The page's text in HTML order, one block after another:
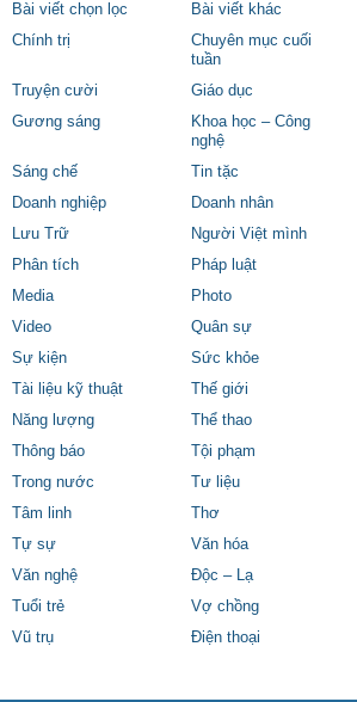
Bài viết chọn lọc
Bài viết khác
Chính trị
Chuyên mục cuối
tuần
Truyện cười
Giáo dục
Gương sáng
Khoa học – Công
nghệ
Sáng chế
Tin tặc
Doanh nghiệp
Doanh nhân
Lưu Trữ
Người Việt mình
Phân tích
Pháp luật
Media
Photo
Video
Quân sự
Sự kiện
Sức khỏe
Tài liệu kỹ thuật
Thế giới
Năng lượng
Thể thao
Thông báo
Tội phạm
Trong nước
Tư liệu
Tâm linh
Thơ
Tự sự
Văn hóa
Văn nghệ
Độc – Lạ
Tuổi trẻ
Vợ chồng
Vũ trụ Điện thoại